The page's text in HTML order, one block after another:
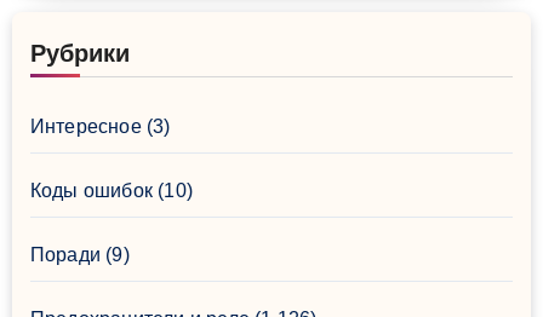
Рубрики
Интересное(3)
Коды ошибок(10)
Поради (9)